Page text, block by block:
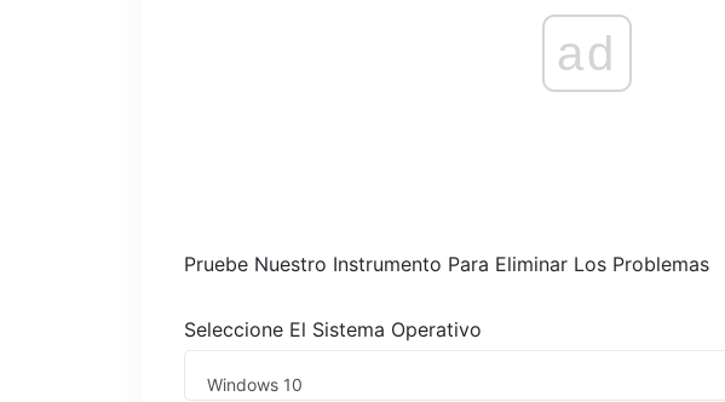
ad
Pruebe Nuestro Instrumento Para Eliminar Los Problemas
Seleccione El Sistema Operativo
Windows 10